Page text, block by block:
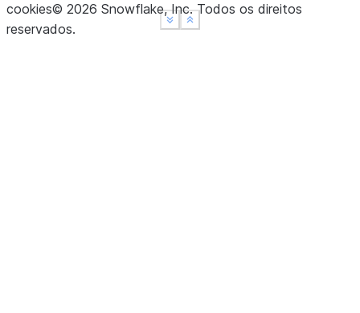
Show less
See moreShow less
See more
cookies© 2026 Snowflake, Inc.Todos os direitos
reservados.